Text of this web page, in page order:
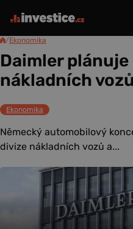
/Ekonomika
Daimler
nákladních
Ekonomika
Německý automobilový
divize nákladních vozů a...